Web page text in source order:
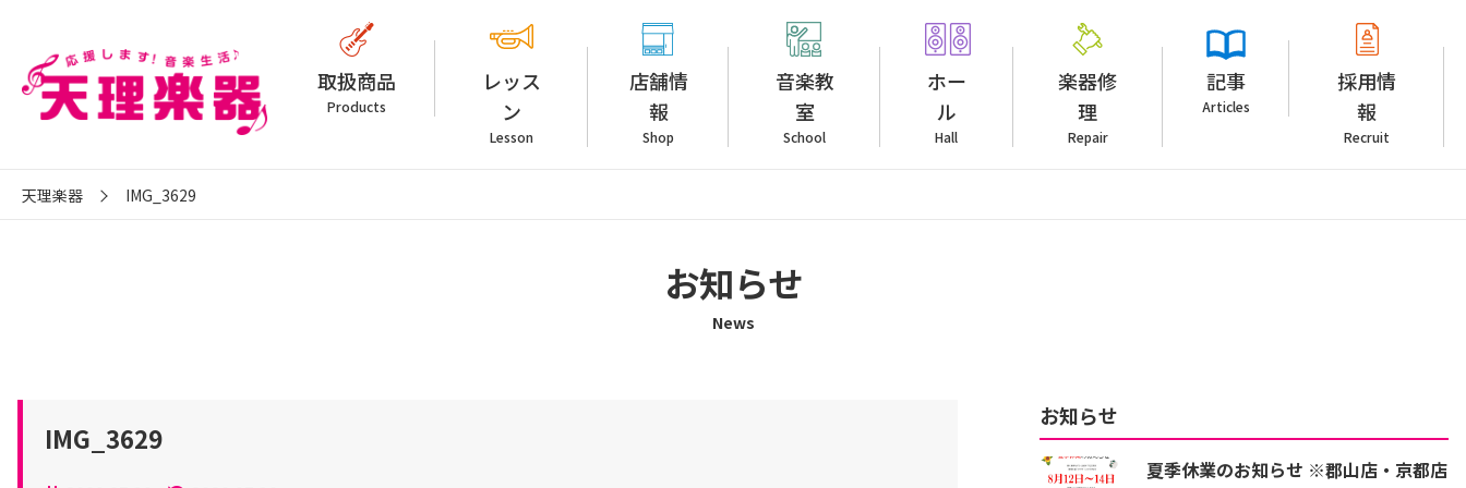
取扱商品
Products
レッス
ン
Lesson
店舗情
報
Shop
音楽教
室
School
ホー
ル
Hall
楽器修
理
Repair
記事
Articles
採用情
報
Recruit
天理楽器 IMG_3629
お知らせ
News
IMG_3629
お知らせ
夏季休業のお知らせ ※郡山店・京都店